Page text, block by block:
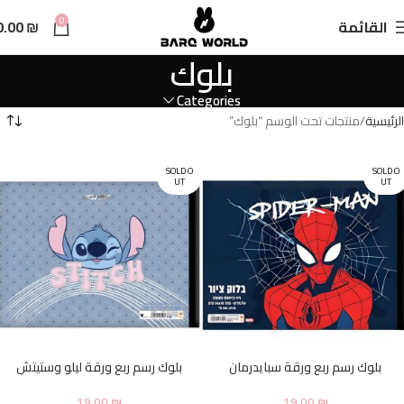
القائمة 0
₪
بلوك
Categories
الرئيسية منتجات تحت الوسم “بلوك”
SOLD O
UT
بلوك رسم ربع ورقة سبايدرمان
SOLD O
UT
بلوك رسم ربع ورقة ليلو وستيتش